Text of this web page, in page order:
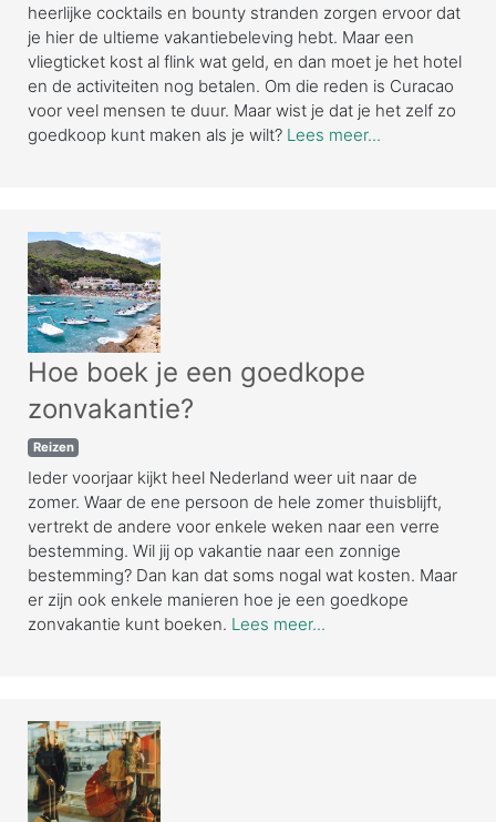
heerlijke cocktails en bounty stranden zorgen ervoor dat
je hier de ultieme vakantiebeleving hebt. Maar een
vliegticket kost al flink wat geld, en dan moet je het hotel
en de activiteiten nog betalen. Om die reden is Curacao
voor veel mensen te duur. Maar wist je dat je het zelf zo
goedkoop kunt maken als je wilt? Lees meer...
Hoe boek je een goedkope
zonvakantie?
Reizen
Ieder voorjaar kijkt heel Nederland weer uit naar de
zomer. Waar de ene persoon de hele zomer thuisblijft,
vertrekt de andere voor enkele weken naar een verre
bestemming. Wil jij op vakantie naar een zonnige
bestemming? Dan kan dat soms nogal wat kosten. Maar
er zijn ook enkele manieren hoe je een goedkope
zonvakantie kunt boeken. Lees meer...